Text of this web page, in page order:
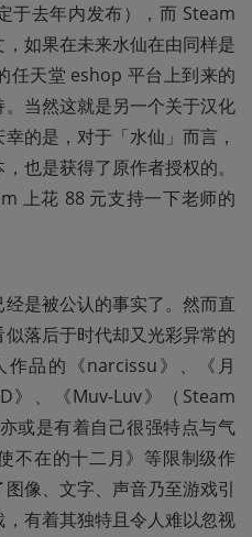
于去年内发布），而 Steam
如果在未来水仙在由同样是
任天堂 eshop 平台上到来的
当然这就是另一个关于汉化
的是，对于「水仙」而言，
也是获得了原作者授权的。
上花 88 元支持一下老师的
是被公认的事实了。然而直
落后于时代却又光彩异常的
品的《narcissu》、《月
》、《Muv-Luv》（Steam
或是有着自己很强特点与气
不在的十二月》等限制级作
像、文字、声音乃至游戏引
有着其独特且令人难以忽视